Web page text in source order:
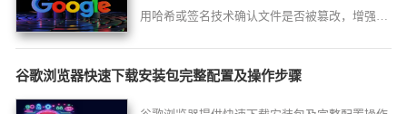
用哈希或签名技术确认文件是否被篡改，增强安
谷歌浏览器快速下载安装包完整配置及操作步骤